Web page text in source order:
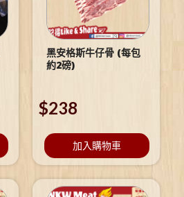
黑安格斯牛仔骨 (每包
約2磅)
$238
加入購物車